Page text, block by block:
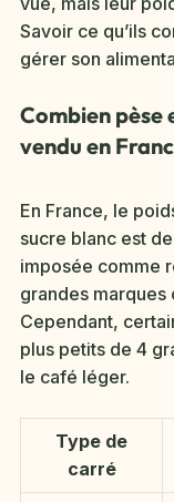
Savoir ce qu’ils
gérer son
Combien pèse
vendu en
En France, le
sucre blanc est de
imposée comme
grandes marques
Cependant,
plus petits de 4
le café léger.
Type de
carré